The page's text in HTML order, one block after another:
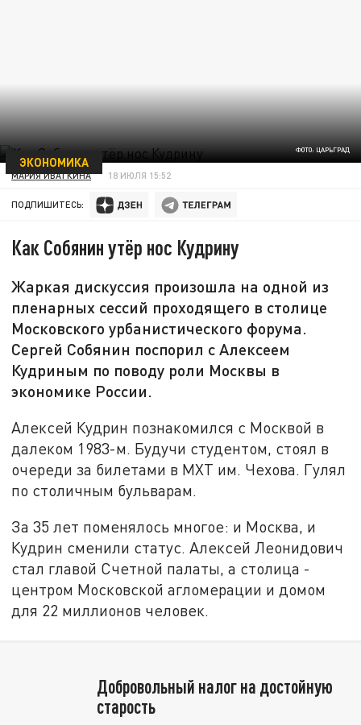
ФОТО: ЦАРЬГРАД
ЭКОНОМИКА
МАРИЯ ИВАТКИНА 18 ИЮЛЯ 15:52
ПОДПИШИТЕСЬ:
Как Собянин утёр нос Кудрину
Жаркая дискуссия произошла на одной из
пленарных сессий проходящего в столице
Московского урбанистического форума.
Сергей Собянин поспорил с Алексеем
Кудриным по поводу роли Москвы в
экономике России.
Алексей Кудрин познакомился с Москвой в
далеком 1983-м. Будучи студентом, стоял в
очереди за билетами в МХТ им. Чехова. Гулял
по столичным бульварам.
За 35 лет поменялось многое: и Москва, и
Кудрин сменили статус. Алексей Леонидович
стал главой Счетной палаты, а столица -
центром Московской агломерации и домом
для 22 миллионов человек.
Добровольный налог на достойную
старость